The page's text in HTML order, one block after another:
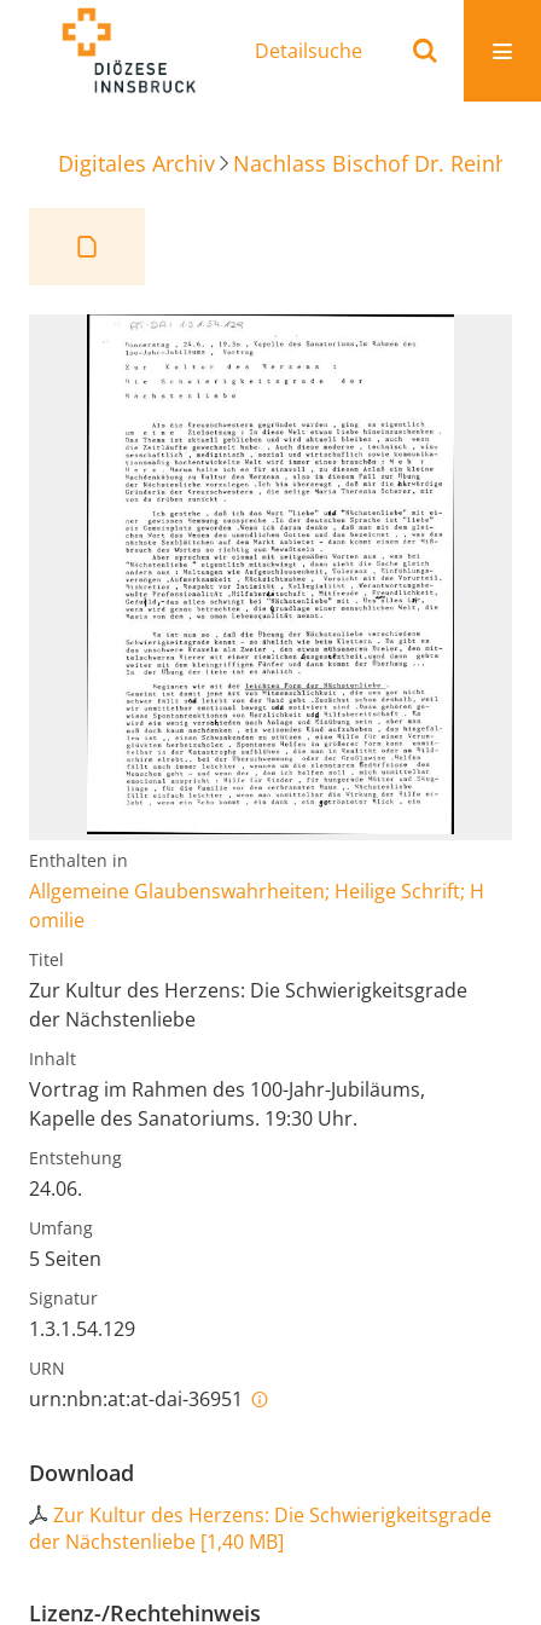
Detailsuche
Digitales Archiv Nachlass Bischof Dr.
Enthalten in
Allgemeine Glaubenswahrheiten; Heilige Schrift; H
omilie
Titel
Zur Kultur des Herzens: Die Schwierigkeitsgrade
der Nächstenliebe
Inhalt
Vortrag im Rahmen des 100-Jahr-Jubiläums,
Kapelle des Sanatoriums. 19:30 Uhr.
Entstehung
24.06.
Umfang
5 Seiten
Signatur
1.3.1.54.129
URN
urn:nbn:at:at-dai-36951
Download
Zur Kultur des Herzens: Die Schwierigkeitsgrade
der Nächstenliebe [1,40 MB]
Lizenz-/Rechtehinweis